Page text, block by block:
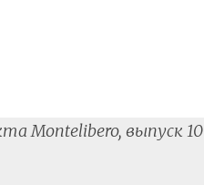
Montelibero, выпуск 10